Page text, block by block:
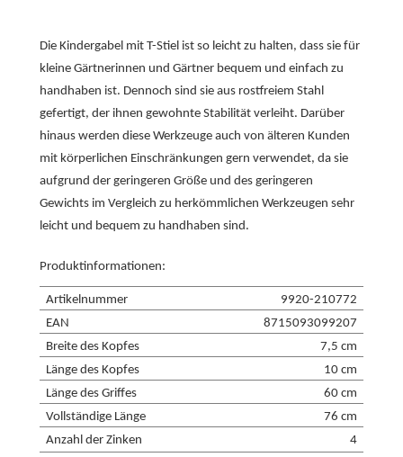
Die Kindergabel mit T-Stiel ist so leicht zu halten, dass sie für
kleine Gärtnerinnen und Gärtner bequem und einfach zu
handhaben ist. Dennoch sind sie aus rostfreiem Stahl
gefertigt, der ihnen gewohnte Stabilität verleiht. Darüber
hinaus werden diese Werkzeuge auch von älteren Kunden
mit körperlichen Einschränkungen gern verwendet, da sie
aufgrund der geringeren Größe und des geringeren
Gewichts im Vergleich zu herkömmlichen Werkzeugen sehr
leicht und bequem zu handhaben sind.
Produktinformationen:
Artikelnummer
9920-210772
EAN
8715093099207
Breite des Kopfes
7,5 cm
Länge des Kopfes
10 cm
Länge des Griffes
60 cm
Vollständige Länge
76 cm
Anzahl der Zinken
4